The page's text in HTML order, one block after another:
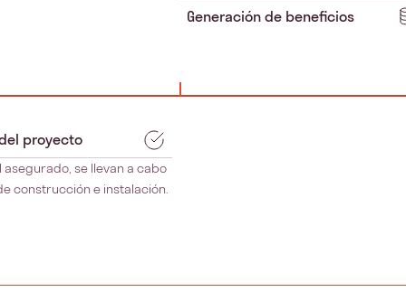
proyecto
asegurado, se llevan a cabo
construcción e instalación.
Generación de beneficios